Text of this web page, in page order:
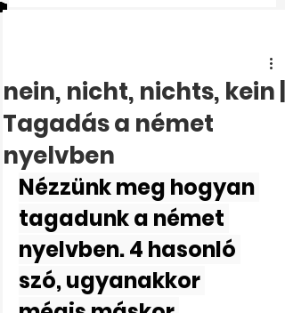
nein, nicht, nichts, kein |
Tagadás a német
nyelvben
Nézzünk meg hogyan
tagadunk a német
nyelvben. 4 hasonló
szó, ugyanakkor